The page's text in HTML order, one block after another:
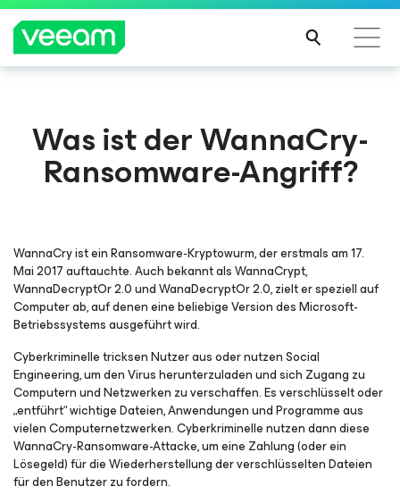
Update von CrowdStrike betroffen sind
MEH
Was ist der WannaCry-
Ransomware-Angriff?
WannaCry ist ein Ransomware-Kryptowurm, der erstmals am 17.
Mai 2017 auftauchte. Auch bekannt als WannaCrypt,
WannaDecryptOr 2.0 und WanaDecryptOr 2.0, zielt er speziell auf
Computer ab, auf denen eine beliebige Version des Microsoft-
Betriebssystems ausgeführt wird.
Cyberkriminelle tricksen Nutzer aus oder nutzen Social
Engineering, um den Virus herunterzuladen und sich Zugang zu
Computern und Netzwerken zu verschaffen. Es verschlüsselt oder
„entführt“ wichtige Dateien, Anwendungen und Programme aus
vielen Computernetzwerken. Cyberkriminelle nutzen dann diese
WannaCry-Ransomware-Attacke, um eine Zahlung (oder ein
Lösegeld) für die Wiederherstellung der verschlüsselten Dateien
für den Benutzer zu fordern.